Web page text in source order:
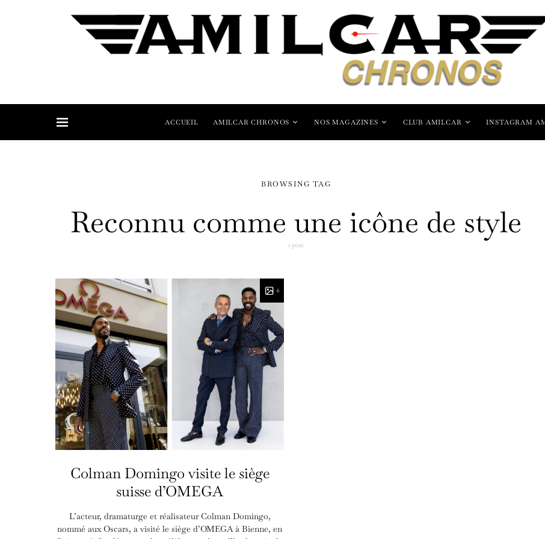
ACCUEIL AMILCAR CHRONOS NOS MAGAZINES CLUB AMILCAR INSTAGRAM
BROWSING TAG
Reconnu comme une icône de style
1 post
6
Colman Domingo visite le siège
suisse d’OMEGA
L’acteur, dramaturge et réalisateur Colman Domingo,
nommé aux Oscars, a visité le siège d’OMEGA à Bienne, en